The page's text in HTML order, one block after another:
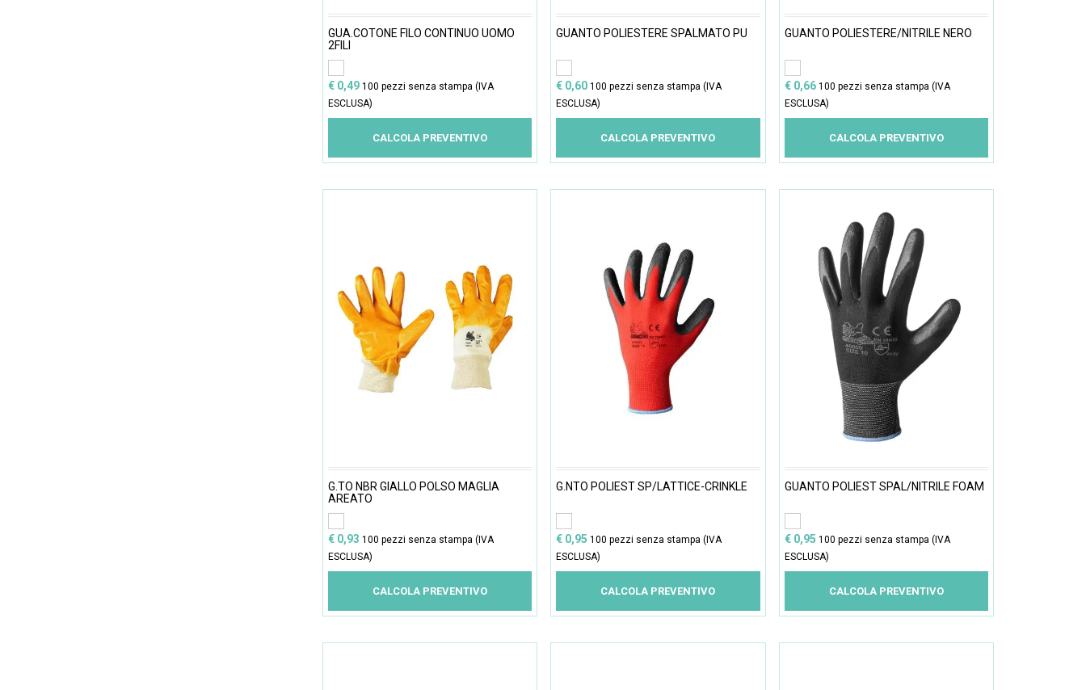
GUA.COTONE FILO CONTINUO UOMO
2FILI
€ 0,49 100 pezzi senza stampa (IVA
ESCLUSA)
CALCOLA PREVENTIVO
GUANTO POLIESTERE SPALMATO PU
€ 0,60100 pezzi senza stampa (IVA
ESCLUSA)
CALCOLA PREVENTIVO
GUANTO POLIESTERE/NITRILE NERO
€ 0,66 100 pezzi senza stampa (IVA
ESCLUSA)
CALCOLA PREVENTIVO
G.TO NBR GIALLO POLSO MAGLIA
AREATO
€ 0,93 100 pezzi senza stampa (IVA
ESCLUSA)
CALCOLA PREVENTIVO
G.NTO POLIEST SP/LATTICE-CRINKLE
€ 0,95100 pezzi senza stampa (IVA
ESCLUSA)
CALCOLA PREVENTIVO
GUANTO POLIEST SPAL/NITRILE FOAM
€ 0,95 100 pezzi senza stampa (IVA
ESCLUSA)
CALCOLA PREVENTIVO